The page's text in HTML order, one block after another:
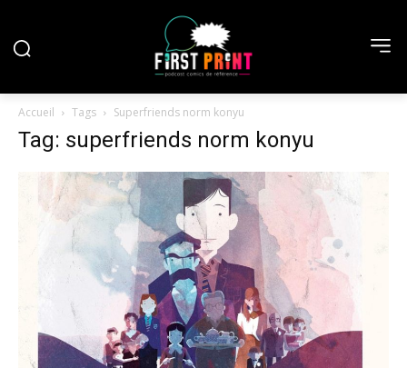
Accueil Tags Superfriends norm konyu
Tag: superfriends norm konyu